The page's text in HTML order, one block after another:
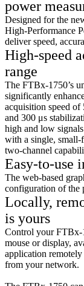
power
Designed for the
High-Performance
deliver speed,
High-speed
range
The FTBx-1750’s
significantly
acquisition speed of
and 300 μs
high and low
with a single,
two-channel
Easy-to-use
The web-based
configuration of the
Locally,
is yours
Control your FTBx-
mouse or display,
application
from your network.